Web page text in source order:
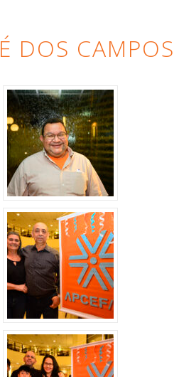
DOS CAMPOS
Aproveite a parceria da Apcef
com o Sesi e invista em saúde
e momentos de lazer!